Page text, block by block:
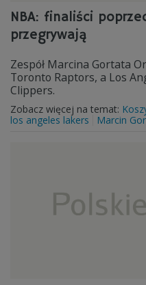
NBA: finaliści
przegrywają
Zespół Marcina Gortata
Toronto Raptors, a Los
Clippers.
Zobacz więcej na temat:
los angeles lakers
Marcin